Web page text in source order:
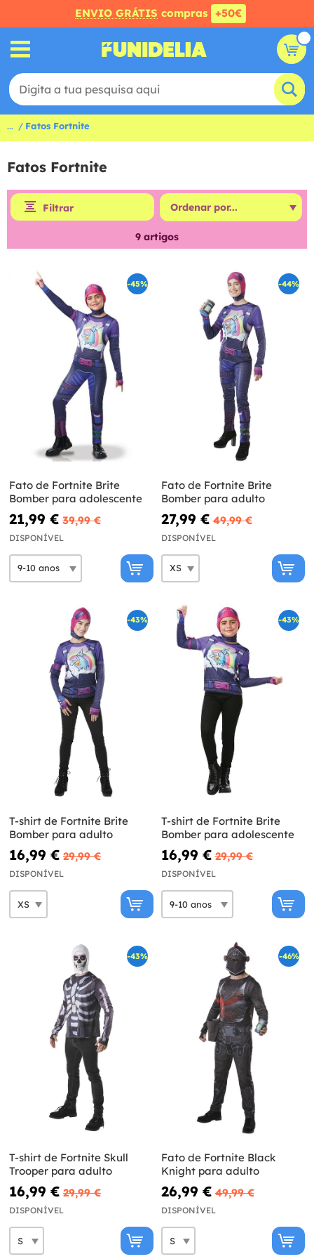
ENVIO GRÁTIS compras +50€
... Fatos Fortnite
Fatos Fortnite
Filtrar
9 artigos
-45%
Fato de Fortnite Brite
Bomber para adolescente
21,99 € 39,99 €
DISPONÍVEL
-44%
Fato de Fortnite Brite
Bomber para adulto
27,99 € 49,99 €
DISPONÍVEL
-43%
T-shirt de Fortnite Brite
Bomber para adulto
16,99 € 29,99 €
DISPONÍVEL
-43%
T-shirt de Fortnite Brite
Bomber para adolescente
16,99 € 29,99 €
DISPONÍVEL
-43%
T-shirt de Fortnite Skull
Trooper para adulto
16,99 € 29,99 €
DISPONÍVEL
-46%
Fato de Fortnite Black
Knight para adulto
26,99 € 49,99 €
DISPONÍVEL